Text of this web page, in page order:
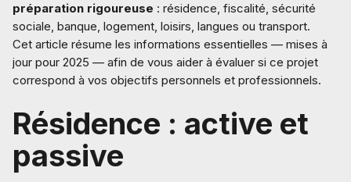
préparation rigoureuse : résidence, fiscalité, sécurité
sociale, banque, logement, loisirs, langues ou transport.
Cet article résume les informations essentielles — mises à
jour pour 2025 — afin de vous aider à évaluer si ce projet
correspond à vos objectifs personnels et professionnels.
Résidence : active et
passive